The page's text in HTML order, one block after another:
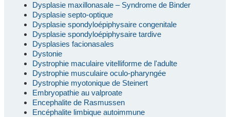
Dysplasie maxillonasale – Syndrome de Binder
Dysplasie septo-optique
Dysplasie spondyloépiphysaire congenitale
Dysplasie spondyloépiphysaire tardive
Dysplasies facionasales
Dystonie
Dystrophie maculaire vitelliforme de l'adulte
Dystrophie musculaire oculo-pharyngée
Dystrophie myotonique de Steinert
Embryopathie au valproate
Encephalite de Rasmussen
Encéphalite limbique autoimmune